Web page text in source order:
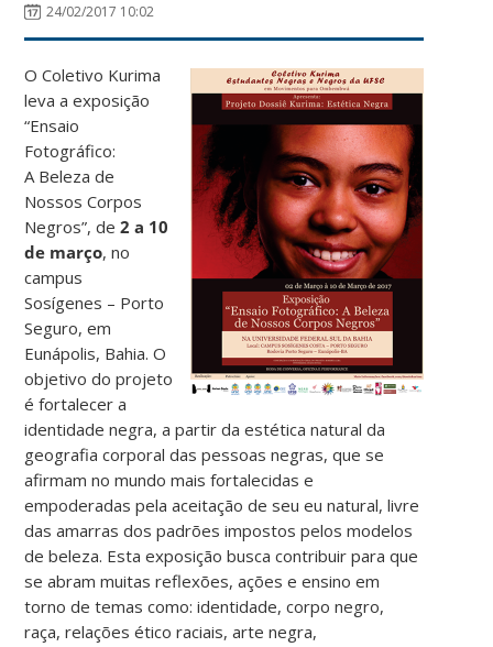
24/02/2017 10:02
O Coletivo Kurima
leva a exposição
“Ensaio
Fotográfico:
A Beleza de
Nossos Corpos
Negros”, de2 a 10
de março, no
campus
Sosígenes – Porto
Seguro, em
Eunápolis, Bahia. O
objetivo do projeto
é fortalecer a
identidade negra, a partir da estética natural da
geografia corporal das pessoas negras, que se
afirmam no mundo mais fortalecidas e
empoderadas pela aceitação de seu eu natural, livre
das amarras dos padrões impostos pelos modelos
de beleza. Esta exposição busca contribuir para que
se abram muitas reflexões, ações e ensino em
torno de temas como: identidade, corpo negro,
raça, relações ético raciais, arte negra,